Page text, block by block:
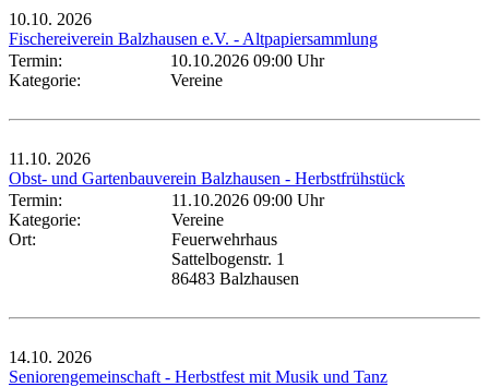
10.10. 2026
Fischereiverein Balzhausen e.V. - Altpapiersammlung
Termin:
10.10.2026 09:00 Uhr
Kategorie:
Vereine
11.10. 2026
Obst- und Gartenbauverein Balzhausen - Herbstfrühstück
Termin:
11.10.2026 09:00 Uhr
Kategorie:
Vereine
Ort:
Feuerwehrhaus
Sattelbogenstr. 1
86483 Balzhausen
14.10. 2026
Seniorengemeinschaft - Herbstfest mit Musik und Tanz